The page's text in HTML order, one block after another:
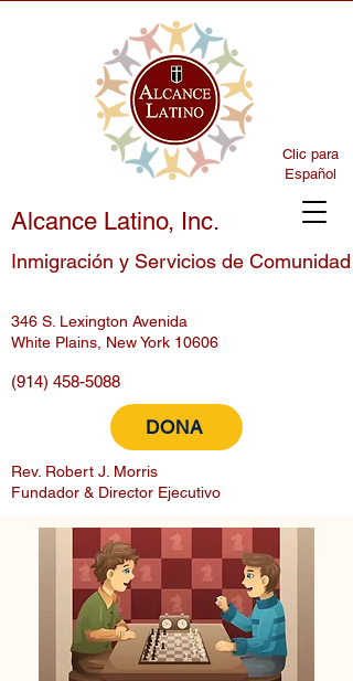
Alcance Latino, Inc.
Inmigración y Servicios de Comunidad
346 S. Lexington Avenida
White Plains, New York 10606
(914) 458-5088
Rev. Robert J. Morris
Fundador & Director Ejecutivo
Clic para
Español
DONA